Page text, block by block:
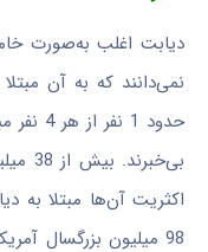
دیابت اغلب به‌صورت
نمی‌دانند که به آن
98 میلیون بزرگسال